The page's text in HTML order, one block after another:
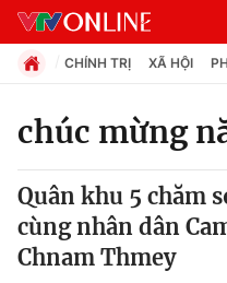
Chuyên mục
Chính trị
CHÍNH TRỊ XÃ HỘI
chúc mừng
Quân khu 5 chăm
cùng nhân dân
Chnam Thmey